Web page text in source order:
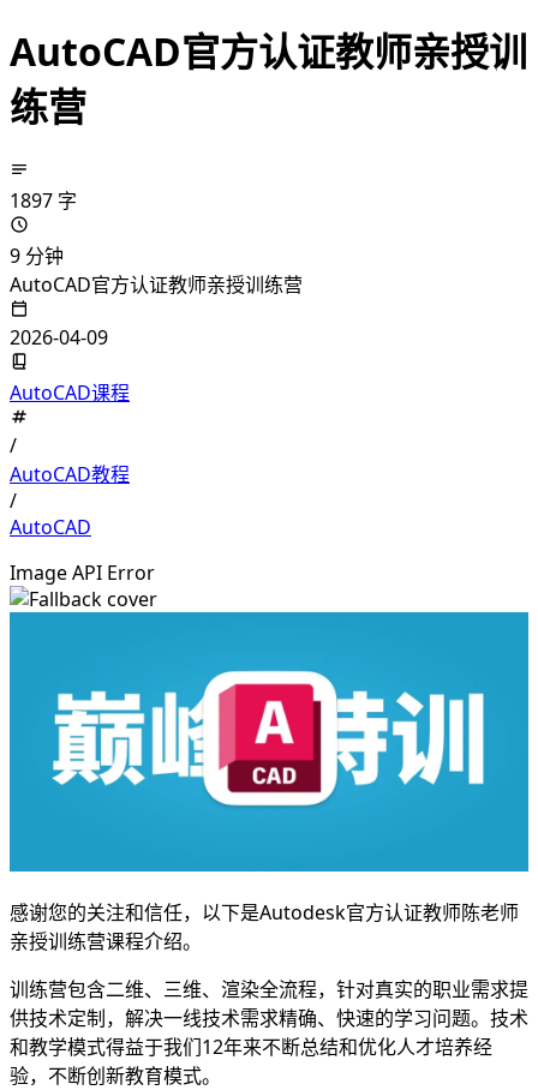
AutoCAD官方认证教师亲授训
练营
1897 字
9 分钟
AutoCAD官方认证教师亲授训练营
2026-04-09
AutoCAD课程
/
AutoCAD教程
/
AutoCAD
Image API Error
感谢您的关注和信任，以下是Autodesk官方认证教师陈老师
亲授训练营课程介绍。
训练营包含二维、三维、渲染全流程，针对真实的职业需求提
供技术定制，解决一线技术需求精确、快速的学习问题。技术
和教学模式得益于我们12年来不断总结和优化人才培养经
验，不断创新教育模式。